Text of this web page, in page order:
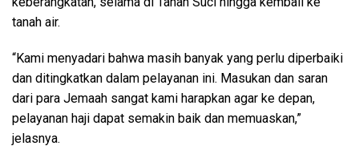
tanah air.
“Kami menyadari bahwa masih banyak yang perlu diperbaiki
dan ditingkatkan dalam pelayanan ini. Masukan dan saran
dari para Jemaah sangat kami harapkan agar ke depan,
pelayanan haji dapat semakin baik dan memuaskan,”
jelasnya.